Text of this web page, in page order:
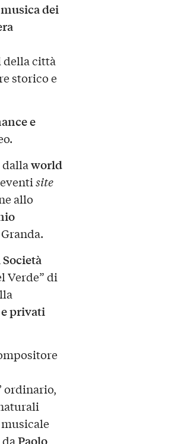
dei
della città
storico e
e
dallaworld
site
allo
Società
Verde” di
privati
ordinario,
Paolo